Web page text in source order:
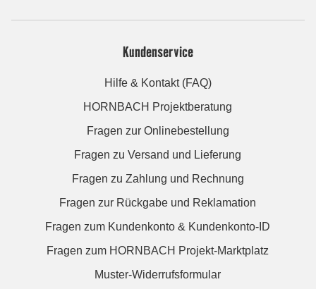
Kundenservice
Hilfe & Kontakt (FAQ)
HORNBACH Projektberatung
Fragen zur Onlinebestellung
Fragen zu Versand und Lieferung
Fragen zu Zahlung und Rechnung
Fragen zur Rückgabe und Reklamation
Fragen zum Kundenkonto & Kundenkonto-ID
Fragen zum HORNBACH Projekt-Marktplatz
Muster-Widerrufsformular